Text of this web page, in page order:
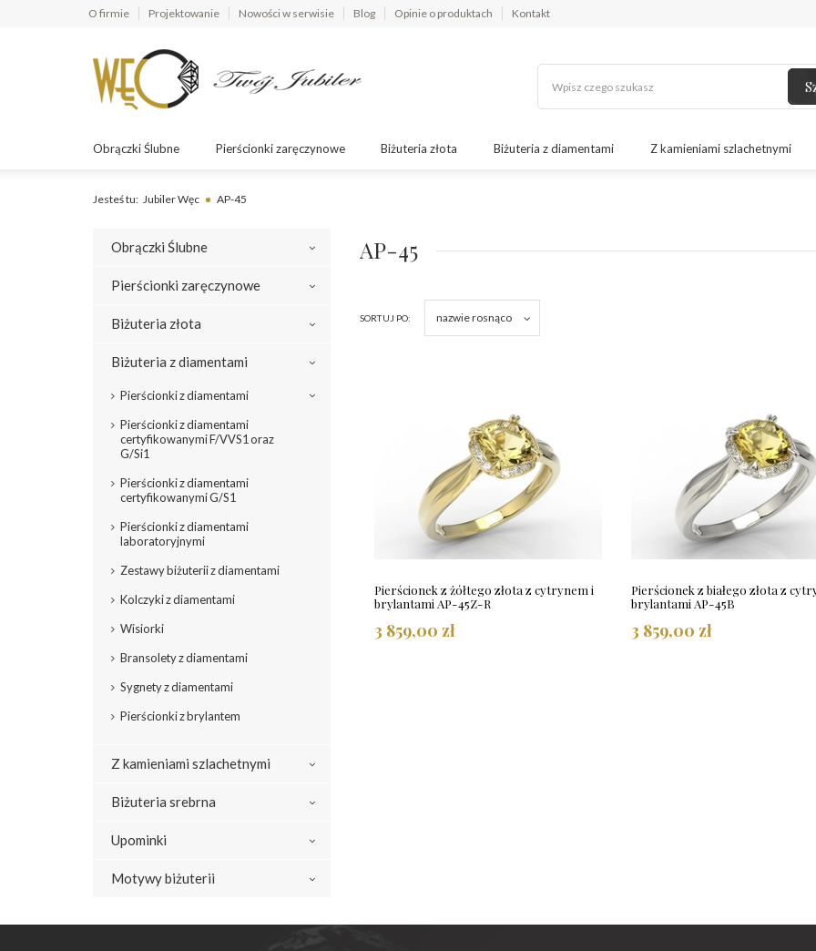
O firmie Projektowanie Nowości w serwisie Blog Opinie o produktach Kontakt
Obrączki Ślubne Pierścionki zaręczynowe Biżuteria złota Biżuteria z diamentami Z kamieniami szlachetnymi
Jesteś tu: Jubiler Węc AP-45
Obrączki Ślubne
Pierścionki zaręczynowe
Biżuteria złota
Biżuteria z diamentami
Pierścionki z diamentami
Pierścionki z diamentami
certyfikowanymi F/VVS1 oraz
G/Si1
Pierścionki z diamentami
certyfikowanymi G/S1
Pierścionki z diamentami
laboratoryjnymi
Zestawy biżuterii z diamentami
Kolczyki z diamentami
Wisiorki
Bransolety z diamentami
Sygnety z diamentami
Pierścionki z brylantem
Z kamieniami szlachetnymi
Biżuteria srebrna
Upominki
Motywy biżuterii
AP-45
SORTUJ PO: nazwie rosnąco
Pierścionek z żółtego złota z cytrynem i
brylantami AP-45Z-R
3 859,00 zł
Pierścionek z białego złota z
brylantami AP-45B
3 859,00 zł